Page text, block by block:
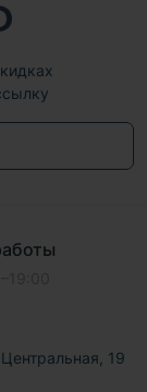
19